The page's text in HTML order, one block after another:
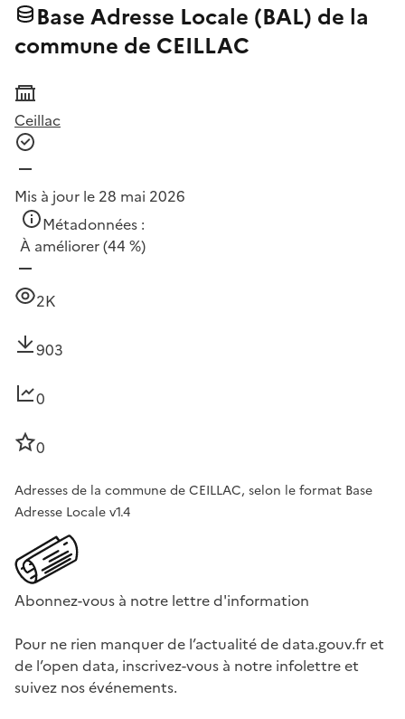
Base Adresse Locale (BAL) de la
commune de CEILLAC
Ceillac
Mis à jour le 28 mai 2026
Métadonnées :
À améliorer(44 %)
2K
903
0
0
Adresses de la commune de CEILLAC, selon le format Base
Adresse Locale v1.4
Abonnez-vous à notre lettre d'information
Pour ne rien manquer de l’actualité de data.gouv.fr et
de l’open data, inscrivez-vous à notre infolettre et
suivez nos événements.